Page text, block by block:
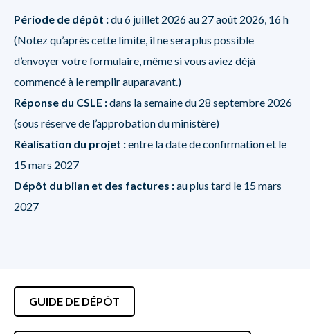
Période de dépôt :du 6 juillet 2026 au 27 août 2026, 16 h
(Notez qu’après cette limite, il ne sera plus possible
d’envoyer votre formulaire, même si vous aviez déjà
commencé à le remplir auparavant.)
Réponse du CSLE :dans la semaine du 28 septembre 2026
(sous réserve de l’approbation du ministère)
Réalisation du projet :entre la date de confirmation et le
15 mars 2027
Dépôt du bilan et des factures :au plus tard le 15 mars
2027
GUIDE DE DÉPÔT